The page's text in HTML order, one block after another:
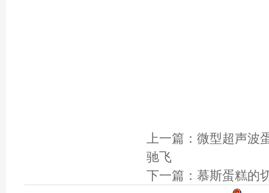
上一篇： 微型超声波
驰飞
下一篇： 慕斯蛋糕的